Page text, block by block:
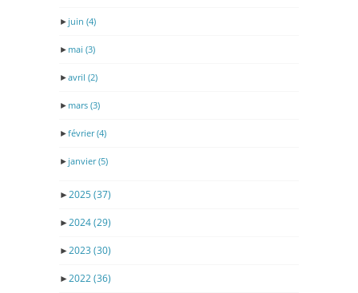
► juin (4)
► mai (3)
►avril (2)
► mars (3)
►février(4)
► janvier(5)
►2025(37)
►2024(29)
►2023 (30)
►2022(36)